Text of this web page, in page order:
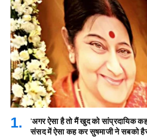
'अगर ऐसा है तो मैं खुद को सांप्रदायिक
संसद में ऐसा कह कर सुषमाजी ने सबको